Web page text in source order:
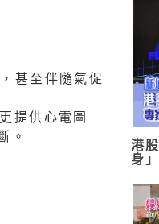
甚至伴隨氣促
提供心電圖
。
港
身